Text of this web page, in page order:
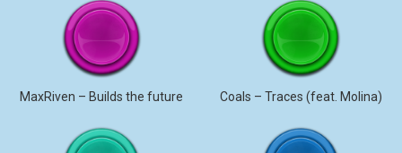
MaxRiven – Builds the future Coals – Traces (feat. Molina)